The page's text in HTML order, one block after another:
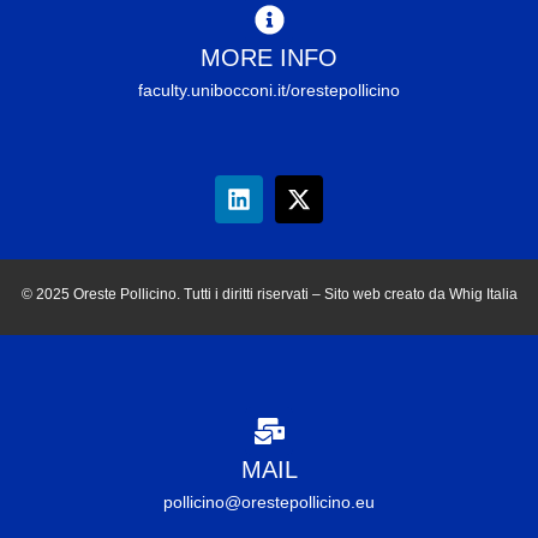
MORE INFO
faculty.unibocconi.it/orestepollicino
© 2025 Oreste Pollicino. Tutti i diritti riservati – Sito web creato da Whig Italia
MAIL
pollicino@orestepollicino.eu